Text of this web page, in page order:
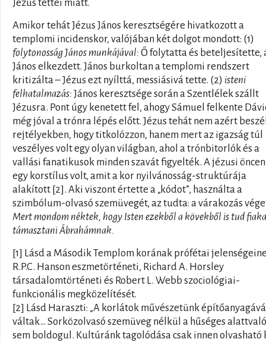
Jézus tettei miatt.
Amikor tehát Jézus János keresztségére hivatkozott a
templomi incidenskor, valójában két dolgot mondott: (1)
folytonosság János munkájával: Ő folytatta és beteljesítette,
János elkezdett. János burkoltan a templomi rendszert
kritizálta – Jézus ezt nyílttá, messiásivá tette. (2) isteni
felhatalmazás: János keresztsége során a Szentlélek szállt
Jézusra. Pont úgy kenetett fel, ahogy Sámuel felkente
még jóval a trónra lépés előtt. Jézus tehát nem azért
rejtélyekben, hogy titkolózzon, hanem mert az igazság túl
veszélyes volt egy olyan világban, ahol a trónbitorlók és a
vallási fanatikusok minden szavát figyelték. A jézusi
egy korstílus volt, amit a kor nyilvánosság-struktúrája
alakított [2]. Aki viszont értette a „kódot”, használta a
szimbólum-olvasó szemüvegét, az tudta: a várakozás
Mert mondom néktek, hogy Isten ezekből a kövekből is tud
támasztani Ábrahámnak.
[1] Lásd a Második Templom korának prófétai
R.P.C. Hanson eszmetörténeti, Richard A. Horsley
társadalomtörténeti és Robert L. Webb szociológiai-
funkcionális megközelítését.
[2] Lásd Haraszti: „A korlátok művészetünk építőanyagává
váltak… Sorközolvasó szemüveg nélkül a hűséges alattvaló
sem boldogul. Kultúránk tagolódása csak innen olvasható